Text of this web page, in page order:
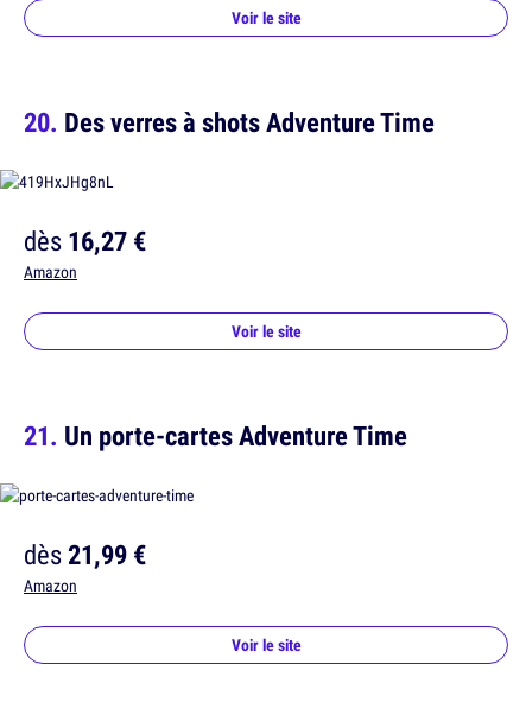
Voir le site
Des verres à shots Adventure Time
dès16,27 €
Amazon
Voir le site
Un porte-cartes Adventure Time
dès21,99 €
Amazon
Voir le site